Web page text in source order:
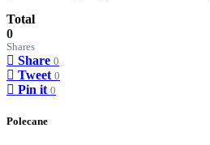
Total
0
Shares
Share 0
Tweet 0
Pin it 0
Polecane